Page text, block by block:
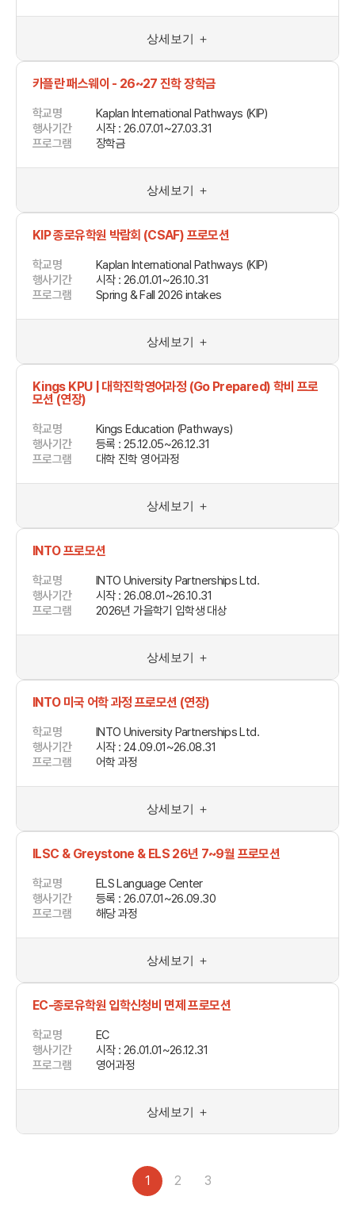
상세보기 ＋
카플란 패스웨이 - 26~27 진학 장학금
학교명
Kaplan International Pathways (KIP)
행사기간
시작 : 26.07.01~27.03.31
프로그램
장학금
상세보기 ＋
KIP 종로유학원 박람회 (CSAF) 프로모션
학교명
Kaplan International Pathways (KIP)
행사기간
시작 : 26.01.01~26.10.31
프로그램
Spring & Fall 2026 intakes
상세보기 ＋
Kings KPU | 대학진학영어과정 (Go Prepared) 학비 프로
모션 (연장)
학교명
Kings Education (Pathways)
행사기간
등록 : 25.12.05~26.12.31
프로그램
대학 진학 영어과정
상세보기 ＋
INTO 프로모션
학교명
INTO University Partnerships Ltd.
행사기간
시작 : 26.08.01~26.10.31
프로그램
2026년 가을학기 입학생 대상
상세보기 ＋
INTO 미국 어학 과정 프로모션 (연장)
학교명
INTO University Partnerships Ltd.
행사기간
시작 : 24.09.01~26.08.31
프로그램
어학 과정
상세보기 ＋
ILSC & Greystone & ELS 26년 7~9월 프로모션
학교명
ELS Language Center
행사기간
등록 : 26.07.01~26.09.30
프로그램
해당 과정
상세보기 ＋
EC-종로유학원 입학신청비 면제 프로모션
학교명
EC
행사기간
시작 : 26.01.01~26.12.31
프로그램
영어과정
상세보기 ＋
1 2 3